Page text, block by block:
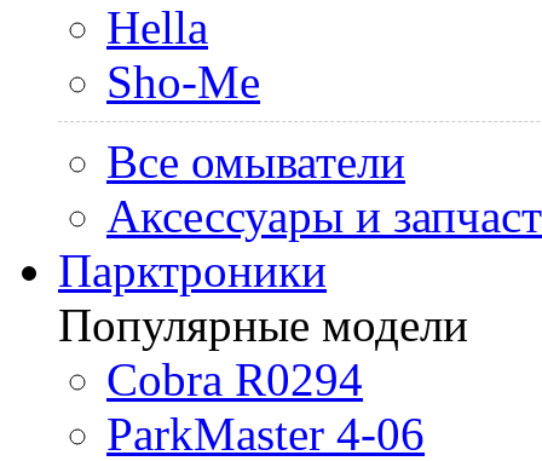
Hella
Sho-Me
Все омыватели
Аксессуары и
Парктроники
Популярные модели
Cobra R0294
ParkMaster 4-06